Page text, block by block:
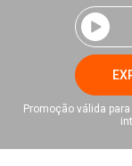
Promoção válida